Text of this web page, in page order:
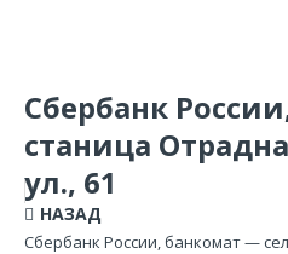
Сбербанк
станица
ул., 61
НАЗАД
Сбербанк России, банкомат —